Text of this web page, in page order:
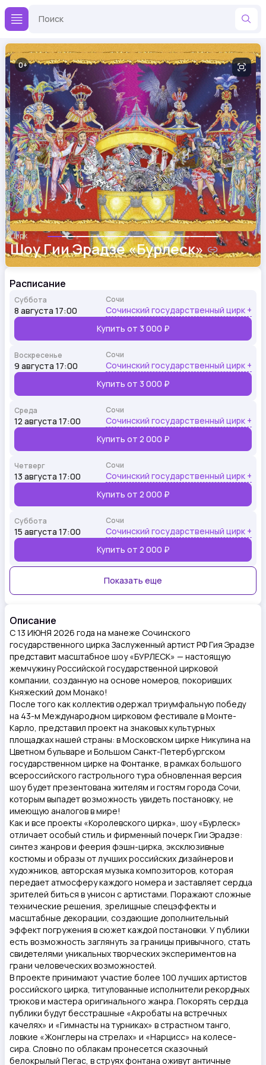
0
Цирк
Шоу Гии Эрадзе «Бурлеск»
Расписание
Суббота
8 августа 17:00
Сочи
Сочинский государственный цирк +
Купить от 3 000 ₽
Воскресенье
9 августа 17:00
Сочи
Сочинский государственный цирк +
Купить от 3 000 ₽
Среда
12 августа 17:00
Сочи
Сочинский государственный цирк +
Купить от 2 000 ₽
Четверг
13 августа 17:00
Сочи
Сочинский государственный цирк +
Купить от 2 000 ₽
Суббота
15 августа 17:00
Сочи
Сочинский государственный цирк +
Купить от 2 000 ₽
Показать еще
Описание
С 13 ИЮНЯ 2026 года на манеже Сочинского
государственного цирка Заслуженный артист РФ Гия Эрадзе
представит масштабное шоу «БУРЛЕСК» — настоящую
жемчужину Российской государственной цирковой
компании, созданную на основе номеров, покоривших
Княжеский дом Монако!
После того как коллектив одержал триумфальную победу
на 43-м Международном цирковом фестивале в Монте-
Карло, представил проект на знаковых культурных
площадках нашей страны: в Московском цирке Никулина на
Цветном бульваре и Большом Санкт-Петербургском
государственном цирке на Фонтанке, в рамках большого
всероссийского гастрольного тура обновленная версия
шоу будет презентована жителям и гостям города Сочи,
которым выпадет возможность увидеть постановку, не
имеющую аналогов в мире!
Как и все проекты «Королевского цирка», шоу «Бурлеск»
отличает особый стиль и фирменный почерк Гии Эрадзе:
синтез жанров и феерия фэшн-цирка, эксклюзивные
костюмы и образы от лучших российских дизайнеров и
художников, авторская музыка композиторов, которая
передает атмосферу каждого номера и заставляет сердца
зрителей биться в унисон с артистами. Поражают сложные
технические решения, зрелищные спецэффекты и
масштабные декорации, создающие дополнительный
эффект погружения в сюжет каждой постановки. У публики
есть возможность заглянуть за границы привычного, стать
свидетелями уникальных творческих экспериментов на
грани человеческих возможностей.
В проекте принимают участие более 100 лучших артистов
российского цирка, титулованные исполнители рекордных
трюков и мастера оригинального жанра. Покорять сердца
публики будут бесстрашные «Акробаты на встречных
качелях» и «Гимнасты на турниках» в страстном танго,
ловкие «Жонглеры на стрелах» и «Нарцисс» на колесе-
сира. Словно по облакам пронесется сказочный
белокрылый Пегас, в струях фонтана оживут античные